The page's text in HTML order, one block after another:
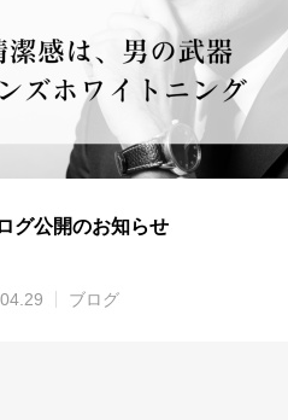
グ公開のお知らせ
ブログ